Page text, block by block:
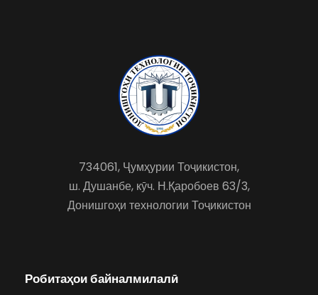
734061, Ҷумҳурии Тоҷикистон,
ш. Душанбе, кӯч. Н.Қаробоев 63/3,
Донишгоҳи технологии Тоҷикистон
Робитаҳои байналмилалӣ